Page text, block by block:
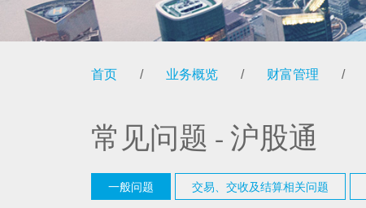
首页 / 业务概览 / 财富管理 /
常见问题 - 沪股通
一般问题 交易、交收及结算相关问题